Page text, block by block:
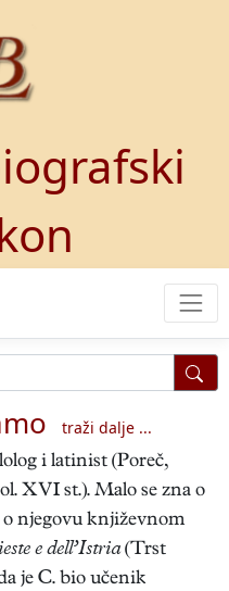
traži dalje ...
i latinist (Poreč,
XVI st.). Malo se zna o
o njegovu književnom
e dell’Istria(Trst
je C. bio učenik